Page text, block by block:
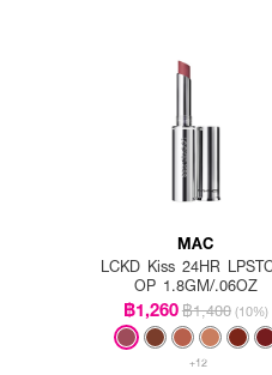
MAC
LCKD Kiss 24HR
OP 1.8GM/.06OZ
฿1,260฿1,400 (10%)
+12